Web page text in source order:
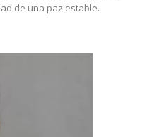
de una paz estable.